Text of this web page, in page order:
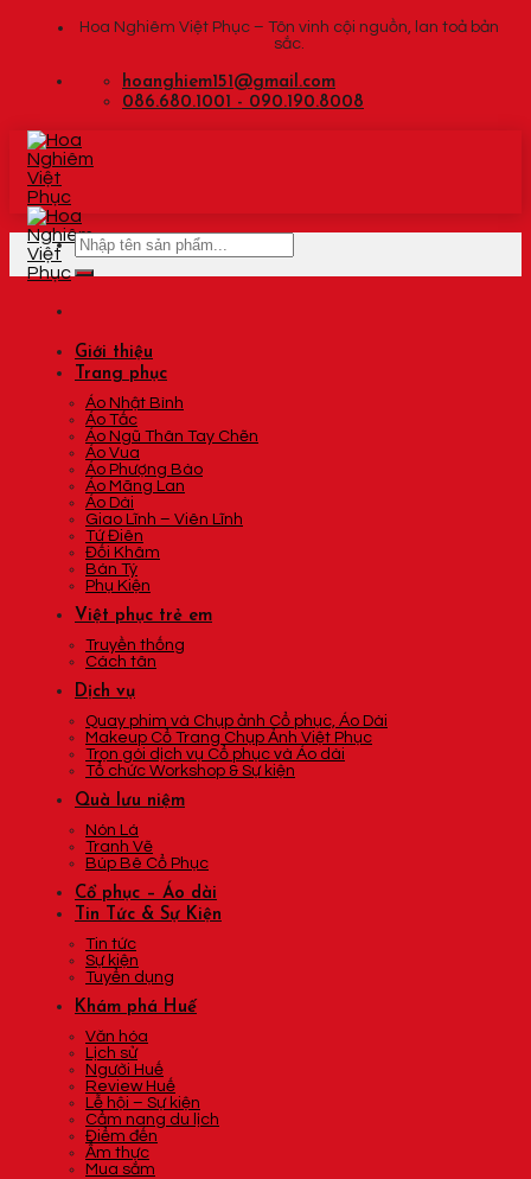
Hoa Nghiêm Việt Phục – Tôn vinh cội nguồn, lan toả bản
sắc.
hoanghiem151@gmail.com
086.680.1001 - 090.190.8008
Giới thiệu
Trang phục
Áo Nhật Bình
Áo Tấc
Áo Ngũ Thân Tay Chẽn
Áo Vua
Áo Phượng Bào
Áo Mãng Lan
Áo Dài
Giao Lĩnh – Viên Lĩnh
Tứ Điên
Đối Khâm
Bán Tý
Phụ Kiện
Việt phục trẻ em
Truyền thống
Cách tân
Dịch vụ
Quay phim và Chụp ảnh Cổ phục, Áo Dài
Makeup Cổ Trang Chụp Ảnh Việt Phục
Trọn gói dịch vụ Cổ phục và Áo dài
Tổ chức Workshop & Sự kiện
Quà lưu niệm
Nón Lá
Tranh Vẽ
Búp Bê Cổ Phục
Cổ phục – Áo dài
Tin Tức & Sự Kiện
Tin tức
Sự kiện
Tuyển dụng
Khám phá Huế
Văn hóa
Lịch sử
Người Huế
Review Huế
Lễ hội – Sự kiện
Cẩm nang du lịch
Điểm đến
Ẩm thực
Mua sắm
Tìm
kiếm: